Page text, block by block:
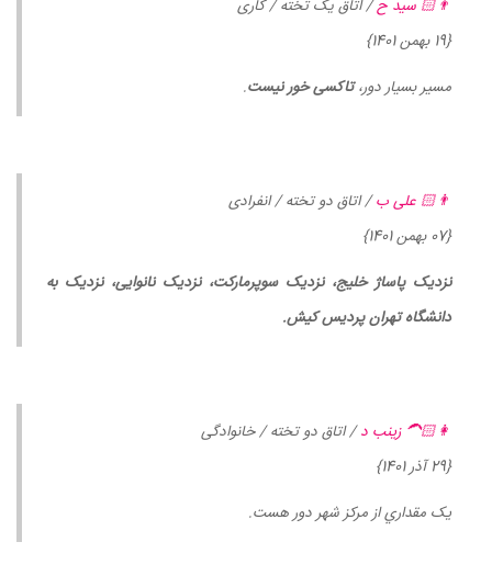
👨🏻 سید ح/ اتاق یک تخته / کاری
{19 بهمن 1401}
مسیر بسیار دور،تاکسی خور نیست.
👨🏻 علی ب/ اتاق دو تخته / انفرادی
{07 بهمن 1401}
نزدیک پاساژ خلیج، نزدیک سوپرمارکت، نزدیک نانوایی، نزدیک به
دانشگاه تهران پردیس کیش.
👩🏻‍🦱 زينب د/ اتاق دو تخته / خانوادگی
{29 آذر 1401}
يک مقداري از مركز شهر دور هست.